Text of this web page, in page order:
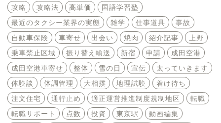
攻略
攻略法 高単価
国語学習塾
最近のタクシー業界の実態
雑学 仕事道具
事故
自動車保険
車寄せ 出会い 焼肉 紹介記事
上野
乗車禁止区域
振り替え輸送 新宿 申請
成田空港
成田空港車寄せ
整体 雪の日 宣伝
太っていきます
体験談
体調管理 大相撲 地理試験
着け待ち
注文住宅
通行止め 適正運営推進制度規制地区
転職
転職サポート
点数 投資 東京駅
動画編集